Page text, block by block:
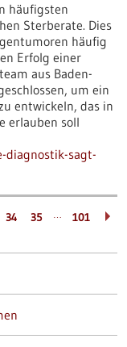
häufigsten
Sterberate. Dies
häufig
Erfolg einer
aus Baden-
um ein
entwickeln, das in
erlauben soll
sagt-
34 35 … 101